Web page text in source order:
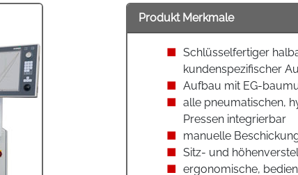
Produkt Merkmale
Schlüsselfertiger
kundenspezifischer
Aufbau mit EG-
alle pneumatischen,
Pressen integrierbar
manuelle
Sitz- und
ergonomische,